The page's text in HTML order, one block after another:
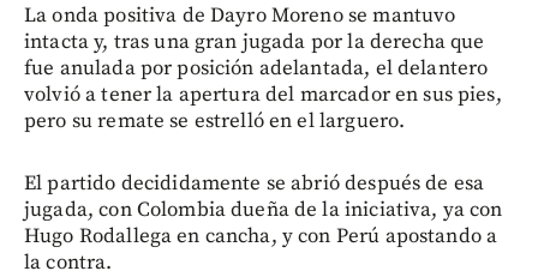
La onda positiva de Dayro Moreno se mantuvo
intacta y, tras una gran jugada por la derecha que
fue anulada por posición adelantada, el delantero
volvió a tener la apertura del marcador en sus pies,
pero su remate se estrelló en el larguero.
El partido decididamente se abrió después de esa
jugada, con Colombia dueña de la iniciativa, ya con
Hugo Rodallega en cancha, y con Perú apostando a
la contra.